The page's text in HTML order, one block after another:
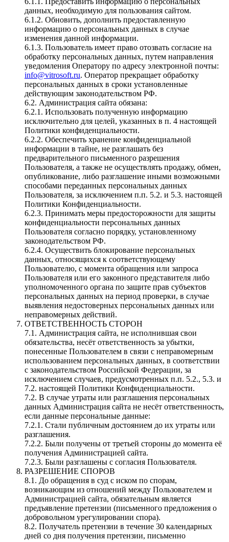
данных, необходимую для пользования сайтом.
6.1.2. Обновить, дополнить предоставленную
информацию о персональных данных в случае
изменения данной информации.
6.1.3. Пользователь имеет право отозвать согласие на
обработку персональных данных, путем направления
уведомления Оператору по адресу электронной почты:
info@vitrosoft.ru. Оператор прекращает обработку
персональных данных в сроки установленные
действующим законодательством РФ.
6.2. Администрация сайта обязана:
6.2.1. Использовать полученную информацию
исключительно для целей, указанных в п. 4 настоящей
Политики конфиденциальности.
6.2.2. Обеспечить хранение конфиденциальной
информации в тайне, не разглашать без
предварительного письменного разрешения
Пользователя, а также не осуществлять продажу, обмен,
опубликование, либо разглашение иными возможными
способами переданных персональных данных
Пользователя, за исключением п.п. 5.2. и 5.3. настоящей
Политики Конфиденциальности.
6.2.3. Принимать меры предосторожности для защиты
конфиденциальности персональных данных
Пользователя согласно порядку, установленному
законодательством РФ.
6.2.4. Осуществить блокирование персональных
данных, относящихся к соответствующему
Пользователю, с момента обращения или запроса
Пользователя или его законного представителя либо
уполномоченного органа по защите прав субъектов
персональных данных на период проверки, в случае
выявления недостоверных персональных данных или
неправомерных действий.
ОТВЕТСТВЕННОСТЬ СТОРОН
7.1. Администрация сайта, не исполнившая свои
обязательства, несёт ответственность за убытки,
понесенные Пользователем в связи с неправомерным
использованием персональных данных, в соответствии
с законодательством Российской Федерации, за
исключением случаев, предусмотренных п.п. 5.2., 5.3. и
7.2. настоящей Политики Конфиденциальности.
7.2. В случае утраты или разглашения персональных
данных Администрация сайта не несёт ответственность,
если данные персональные данные:
7.2.1. Стали публичным достоянием до их утраты или
разглашения.
7.2.2. Были получены от третьей стороны до момента её
получения Администрацией сайта.
7.2.3. Были разглашены с согласия Пользователя.
РАЗРЕШЕНИЕ СПОРОВ
8.1. До обращения в суд с иском по спорам,
возникающим из отношений между Пользователем и
Администрацией сайта, обязательным является
предъявление претензии (письменного предложения о
добровольном урегулировании спора).
8.2. Получатель претензии в течение 30 календарных
дней со дня получения претензии, письменно